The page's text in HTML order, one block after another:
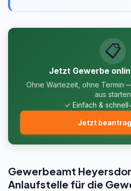
📋
Jetzt Gewerbe
Ohne Wartezeit, ohne Termin
aus starten
✓ Einfach & schnell
Jetzt
Gewerbeamt
Anlaufstelle für die